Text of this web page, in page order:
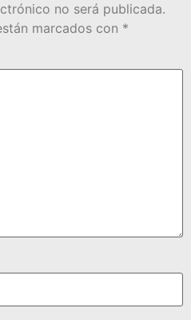
no será publicada.
marcados con *